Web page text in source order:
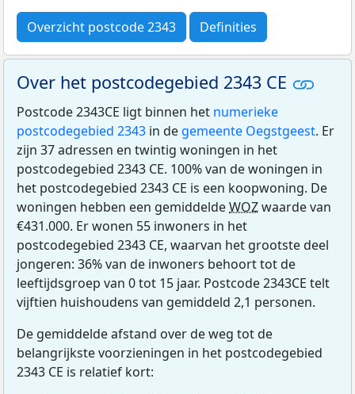
Overzicht postcode 2343 Definities
Over het postcodegebied 2343 CE
Postcode 2343CE ligt binnen het numerieke
postcodegebied 2343 in de gemeente Oegstgeest. Er
zijn 37 adressen en twintig woningen in het
postcodegebied 2343 CE. 100% van de woningen in
het postcodegebied 2343 CE is een koopwoning. De
woningen hebben een gemiddeldeWOZwaarde van
€431.000. Er wonen 55 inwoners in het
postcodegebied 2343 CE, waarvan het grootste deel
jongeren: 36% van de inwoners behoort tot de
leeftijdsgroep van 0 tot 15 jaar. Postcode 2343CE telt
vijftien huishoudens van gemiddeld 2,1 personen.
De gemiddelde afstand over de weg tot de
belangrijkste voorzieningen in het postcodegebied
2343 CE is relatief kort: